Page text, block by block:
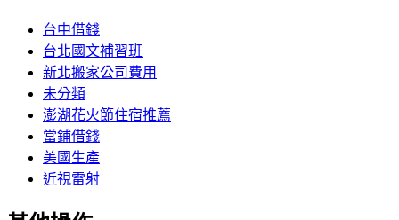
台中借錢
台北國文補習班
新北搬家公司費用
未分類
澎湖花火節住宿推薦
當鋪借錢
美國生產
近視雷射